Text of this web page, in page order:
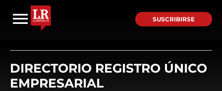
SUSCRIBIRSE
DIRECTORIO REGISTRO ÚNICO
EMPRESARIAL